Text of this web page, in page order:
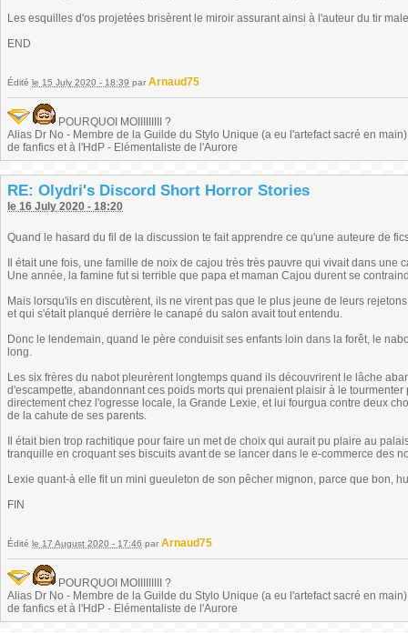
Les esquilles d'os projetées brisèrent le miroir assurant ainsi à l'auteur du tir
END
Édité le 15 July 2020 - 18:39 par Arnaud75
POURQUOI MOIIIIIIIII ?
Alias Dr No - Membre de la Guilde du Stylo Unique (a eu l'artefact sacré en
de fanfics et à l'HdP - Elémentaliste de l'Aurore
RE: Olydri's Discord Short Horror Stories
le 16 July 2020 - 18:20
Quand le hasard du fil de la discussion te fait apprendre ce qu'une auteure de
Il était une fois, une famille de noix de cajou très très pauvre qui vivait dans une
Une année, la famine fut si terrible que papa et maman Cajou durent se
Mais lorsqu'ils en discutèrent, ils ne virent pas que le plus jeune de leurs
et qui s'était planqué derrière le canapé du salon avait tout entendu.
Donc le lendemain, quand le père conduisit ses enfants loin dans la forêt, le
long.
Les six frères du nabot pleurèrent longtemps quand ils découvrirent le lâche
d'escampette, abandonnant ces poids morts qui prenaient plaisir à le
directement chez l'ogresse locale, la Grande Lexie, et lui fourgua contre deux
de la cahute de ses parents.
Il était bien trop rachitique pour faire un met de choix qui aurait pu plaire au
tranquille en croquant ses biscuits avant de se lancer dans le e-commerce des
Lexie quant-à elle fit un mini gueuleton de son pêcher mignon, parce que bon,
FIN
Édité le 17 August 2020 - 17:46 par Arnaud75
POURQUOI MOIIIIIIIII ?
Alias Dr No - Membre de la Guilde du Stylo Unique (a eu l'artefact sacré en
de fanfics et à l'HdP - Elémentaliste de l'Aurore